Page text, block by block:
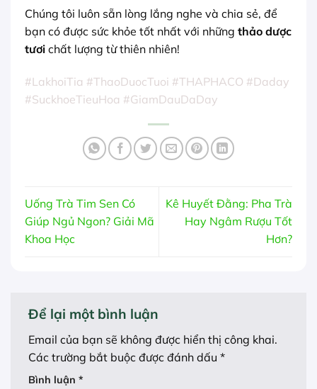
Chúng tôi luôn sẵn lòng lắng nghe và chia sẻ, để
bạn có được sức khỏe tốt nhất với những thảo dược
tươi chất lượng từ thiên nhiên!
#LakhoiTia #ThaoDuocTuoi #THAPHACO #Daday
#SuckhoeTieuHoa #GiamDauDaDay
Uống Trà Tim Sen Có
Giúp Ngủ Ngon? Giải Mã
Khoa Học
Kê Huyết Đằng: Pha Trà
Hay Ngâm Rượu Tốt
Hơn?
Để lại một bình luận
Email của bạn sẽ không được hiển thị công khai.
Các trường bắt buộc được đánh dấu *
Bình luận *